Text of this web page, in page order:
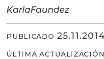
KarlaFaundez
PUBLICADO
ÚLTIMA ACTUALIZACIÓN